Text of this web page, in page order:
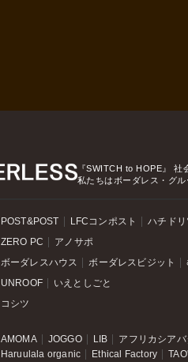
『SWITCH to HOPE』
社
私たちはボーダレス・グル
POST&POST LFCコンポスト ハチドリ
ZERO PC アノサポ
ボーダレスハウス ボーダレスビジット
UNROOF いえとしごと
コシツ
AMOMA JOGGO LIB
アフリカシアバ
Haruulala organic
Ethical Factory